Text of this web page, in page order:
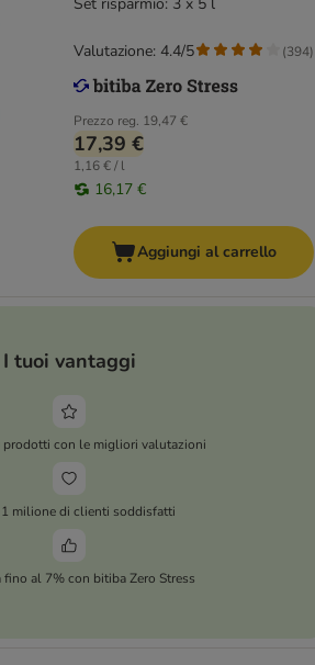
Prezzo reg. 19,47 €
17,39 €
1,16 € / l
16,17 €
Valutazione: 4.4/5 (394)
Aggiungi al carrello
I tuoi vantaggi
prodotti con le migliori valutazioni
milione di clienti soddisfatti
fino al 7% con bitiba Zero Stress